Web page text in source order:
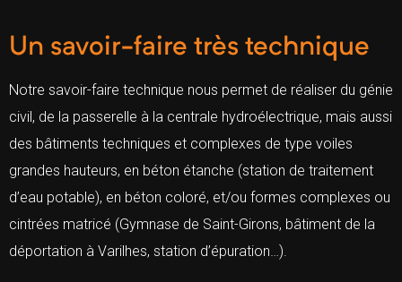
Un savoir-faire très technique
Notre savoir-faire technique nous permet de réaliser du génie
civil, de la passerelle à la centrale hydroélectrique, mais aussi
des bâtiments techniques et complexes de type voiles
grandes hauteurs, en béton étanche (station de traitement
d’eau potable), en béton coloré, et/ou formes complexes ou
cintrées matricé (Gymnase de Saint-Girons, bâtiment de la
déportation à Varilhes, station d’épuration…).